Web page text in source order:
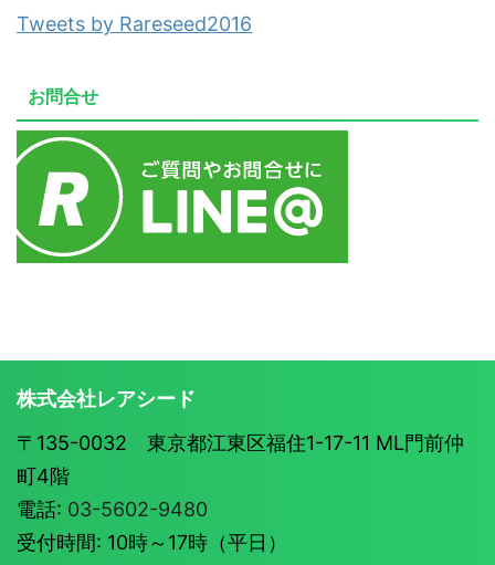
Tweets by Rareseed2016
お問合せ
株式会社レアシード
〒135-0032 東京都江東区福住1-17-11 ML門前仲
町4階
電話: 03-5602-9480
受付時間: 10時～17時（平日）